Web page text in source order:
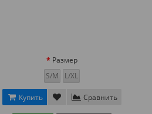
Размер
S/M
L/XL
Купить Сравнить